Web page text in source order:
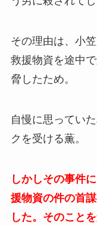
その理由は、小
救援物資を途中
脅したため。
自慢に思ってい
クを受ける薫。
しかしその事件
援物資の件の首
した。そのこと